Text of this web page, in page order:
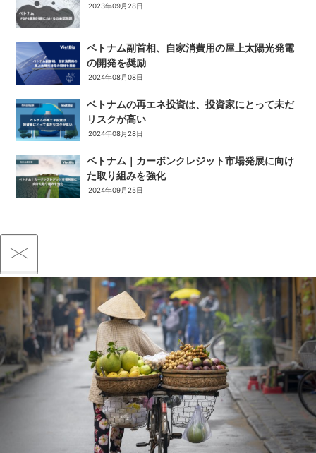
2023年09月28日
ベトナム副首相、自家消費用の屋上太陽光発電
の開発を奨励
2024年08月08日
ベトナムの再エネ投資は、投資家にとって未だ
リスクが高い
2024年08月28日
ベトナム｜カーボンクレジット市場発展に向け
た取り組みを強化
2024年09月25日